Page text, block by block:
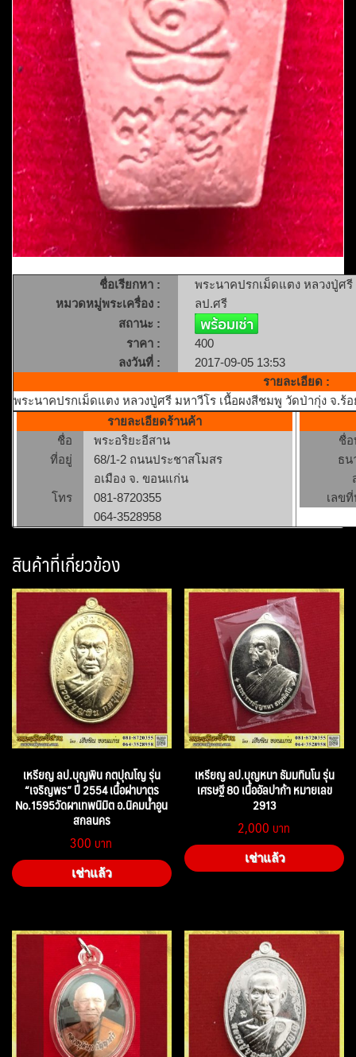
ชื่อเรียกหา :
พระนาคปรกเม็ดแตง หลวงปู่ศ
หมวดหมู่พระเครื่อง :
ลป.ศรี
สถานะ :
ราคา :
400
ลงวันที่ :
2017-09-05 13:53
รายละเอียด :
พระนาคปรกเม็ดแตง หลวงปู่ศรี มหาวีโร เนื้อผงสีชมพู วัดป่ากุ่ง จ.ร้อ
รายละเอียดร้านค้า
ชื่อ
พระอริยะอีสาน
ที่อยู่
68/1-2 ถนนประชาสโมสร
อเมือง จ. ขอนแก่น
โทร
081-8720355
064-3528958
ชื่
ธน
เลข
สินค้าที่เกี่ยวข้อง
เหรียญ ลป.บุญพิน กตปุณโญ รุ่น
“เจริญพร” ปี 2554 เนื้อฝาบาตร
No.1595วัดผาเทพนิมิต อ.นิคมน้ำอูน
สกลนคร
300
เช่าแล้ว
เหรียญ ลป.บุญหนา ธัมมทินโน รุ่น
เศรษฐี 80 เนื้ออัลปาก้า หมายเลข
2913
2,000
เช่าแล้ว